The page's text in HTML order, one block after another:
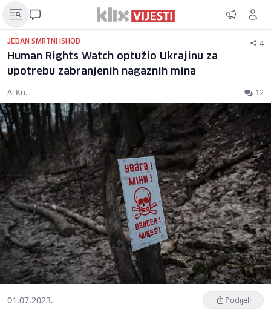
JEDAN SMRTNI ISHOD 4
Human Rights Watch optužio Ukrajinu za
upotrebu zabranjenih nagaznih mina
A. Ku. 12
01.07.2023. Podijeli